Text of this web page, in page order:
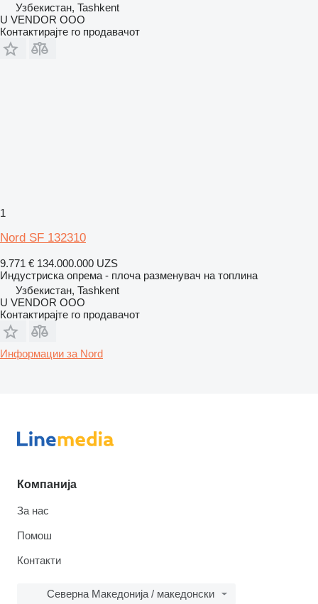
Узбекистан, Tashkent
U VENDOR OOO
Контактирајте го продавачот
1
Nord SF 132310
9.771 € 134.000.000 UZS
Индустриска опрема - плоча разменувач на топлина
Узбекистан, Tashkent
U VENDOR OOO
Контактирајте го продавачот
Информации за Nord
Компанија
За нас
Помош
Контакти
Северна Македонија / македонски